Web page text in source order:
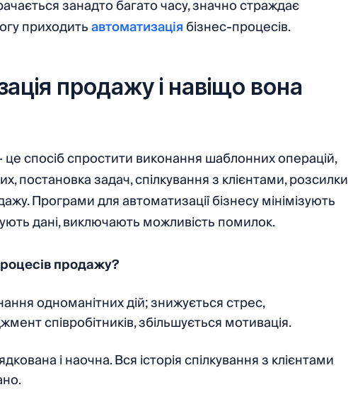
занадто багато часу, значно страждає
приходитьавтоматизаціябізнес-процесів.
продажу і навіщо вона
це спосіб спростити виконання шаблонних операцій,
постановка задач, спілкування з клієнтами, розсилки
Програми для автоматизації бізнесу мінімізують
дані, виключають можливість помилок.
продажу?
одноманітних дій; знижується стрес,
співробітників, збільшується мотивація.
і наочна. Вся історія спілкування з клієнтами